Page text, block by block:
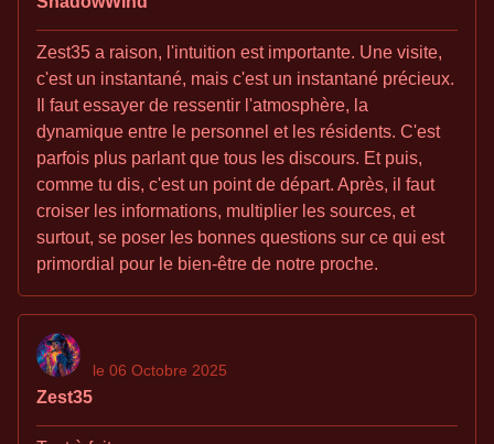
Zest35 a raison, l'intuition est importante. Une visite,
c'est un instantané, mais c'est un instantané précieux.
Il faut essayer de ressentir l'atmosphère, la
dynamique entre le personnel et les résidents. C'est
parfois plus parlant que tous les discours. Et puis,
comme tu dis, c'est un point de départ. Après, il faut
croiser les informations, multiplier les sources, et
surtout, se poser les bonnes questions sur ce qui est
primordial pour le bien-être de notre proche.
Zest35
le 06 Octobre 2025